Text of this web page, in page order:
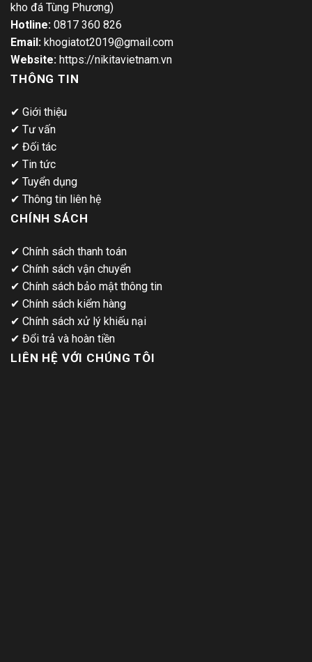
kho đá Tùng Phương)
Hotline: 0817 360 826
Email: khogiatot2019@gmail.com
Website: https://nikitavietnam.vn
THÔNG TIN
✔ Giới thiệu
✔ Tư vấn
✔ Đối tác
✔ Tin tức
✔ Tuyển dụng
✔ Thông tin liên hệ
CHÍNH SÁCH
✔ Chính sách thanh toán
✔ Chính sách vận chuyển
✔ Chính sách bảo mật thông tin
✔ Chính sách kiểm hàng
✔ Chính sách xử lý khiếu nại
✔ Đổi trả và hoàn tiền
LIÊN HỆ VỚI CHÚNG TÔI